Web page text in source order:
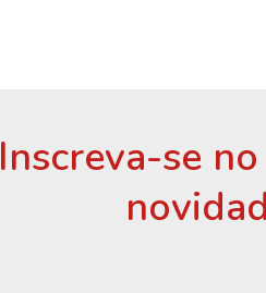
Inscreva-se